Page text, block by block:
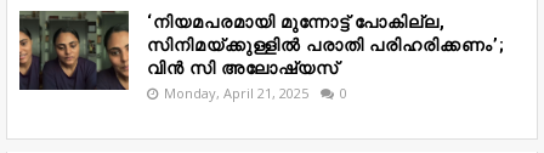
‘നിയമപരമായി മുന്നോട്ട് പോകില്ല,
സിനിമയ്ക്കുള്ളിൽ പരാതി പരിഹരിക്കണം’;
വിൻ സി അലോഷ്യസ്
Monday, April 21, 2025 0